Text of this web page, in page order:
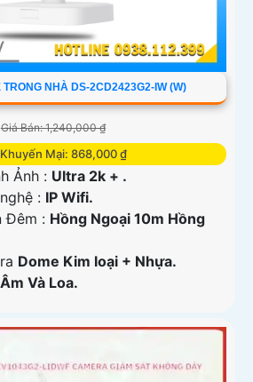
NHÀ DS-2CD2423G2-IW (W)
Giá Bán: 1,240,000 ₫
Mại: 868,000 ₫
Ảnh : Ultra 2k + .
: IP Wifi.
Đêm : Hồng Ngoại 10m Hồng
Dome Kim loại + Nhựa.
Và Loa.